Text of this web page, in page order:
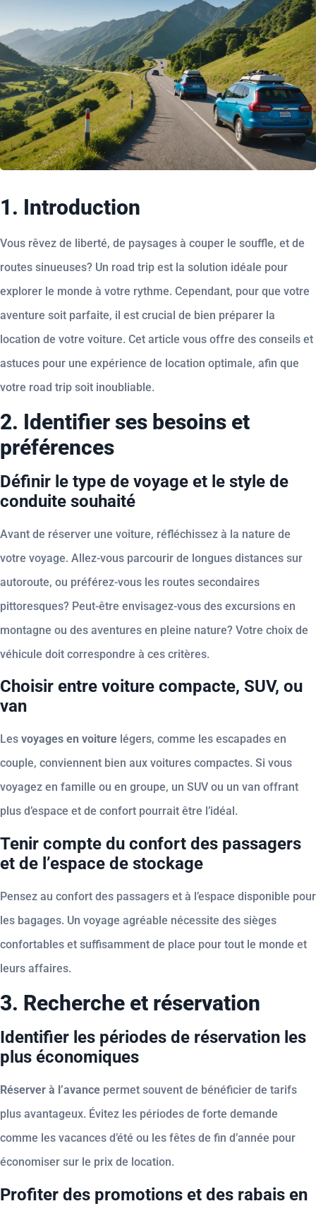
1. Introduction
Vous rêvez de liberté, de paysages à couper le souffle, et de
routes sinueuses? Un road trip est la solution idéale pour
explorer le monde à votre rythme. Cependant, pour que votre
aventure soit parfaite, il est crucial de bien préparer la
location de votre voiture. Cet article vous offre des conseils et
astuces pour une expérience de location optimale, afin que
votre road trip soit inoubliable.
2. Identifier ses besoins et
préférences
Définir le type de voyage et le style de
conduite souhaité
Avant de réserver une voiture, réfléchissez à la nature de
votre voyage. Allez-vous parcourir de longues distances sur
autoroute, ou préférez-vous les routes secondaires
pittoresques? Peut-être envisagez-vous des excursions en
montagne ou des aventures en pleine nature? Votre choix de
véhicule doit correspondre à ces critères.
Choisir entre voiture compacte, SUV, ou
van
Les voyages en voiture légers, comme les escapades en
couple, conviennent bien aux voitures compactes. Si vous
voyagez en famille ou en groupe, un SUV ou un van offrant
plus d’espace et de confort pourrait être l’idéal.
Tenir compte du confort des passagers
et de l’espace de stockage
Pensez au confort des passagers et à l’espace disponible pour
les bagages. Un voyage agréable nécessite des sièges
confortables et suffisamment de place pour tout le monde et
leurs affaires.
3. Recherche et réservation
Identifier les périodes de réservation les
plus économiques
Réserver à l’avance permet souvent de bénéficier de tarifs
plus avantageux. Évitez les périodes de forte demande
comme les vacances d’été ou les fêtes de fin d’année pour
économiser sur le prix de location.
Profiter des promotions et des rabais en